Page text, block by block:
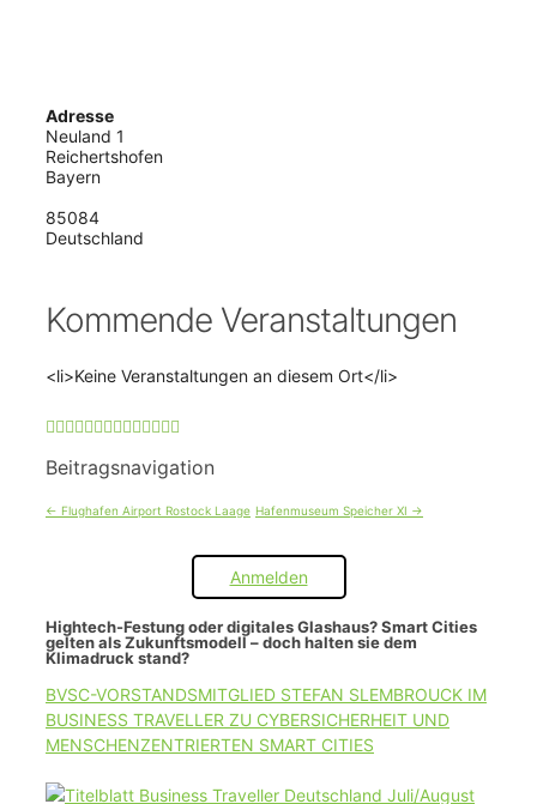
Adresse
Neuland 1
Reichertshofen
Bayern
85084
Deutschland
Kommende Veranstaltungen
<li>Keine Veranstaltungen an diesem Ort</li>
Beitragsnavigation
← Flughafen Airport Rostock Laage Hafenmuseum Speicher XI →
Anmelden
Hightech-Festung oder digitales Glashaus? Smart Cities
gelten als Zukunftsmodell – doch halten sie dem
Klimadruck stand?
BVSC-VORSTANDSMITGLIED STEFAN SLEMBROUCK IM
BUSINESS TRAVELLER ZU CYBERSICHERHEIT UND
MENSCHENZENTRIERTEN SMART CITIES